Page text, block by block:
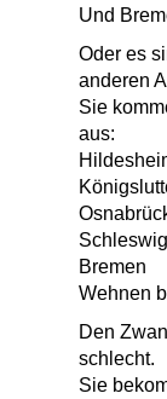
Und
Oder es
anderen
Sie
aus:
Schleswig
Bremen
Wehnen
Den
schlecht.
Sie